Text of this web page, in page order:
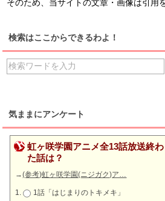
そのため、当サイトの文章・画像は引用
検索はここからできるわよ！
気ままにアンケート
虹ヶ咲学園アニメ全13話放送終
た話は？
→(参考)虹ヶ咲学園(ニジガク)ア…
1話「はじまりのトキメキ」